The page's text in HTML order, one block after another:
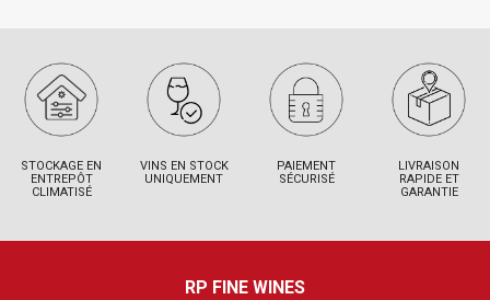
STOCKAGE EN
ENTREPÔT
CLIMATISÉ
VINS EN STOCK
UNIQUEMENT
PAIEMENT
SÉCURISÉ
LIVRAISON
RAPIDE ET
GARANTIE
RP FINE WINES